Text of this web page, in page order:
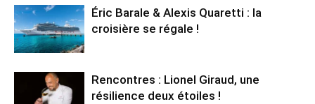
Éric Barale & Alexis Quaretti : la
croisière se régale !
Rencontres : Lionel Giraud, une
résilience deux étoiles !